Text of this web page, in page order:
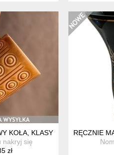
KOŁA, KLASYK PRL Z
nakryj się
zł
RĘCZNIE